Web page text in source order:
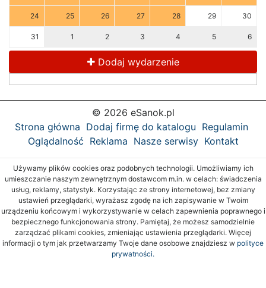
24 25 26 27 28 29 30
31 1 2 3 4 5 6
Dodaj wydarzenie
© 2026 eSanok.pl
Strona główna Dodaj firmę do katalogu Regulamin
Oglądalność Reklama Nasze serwisy Kontakt
Używamy plików cookies oraz podobnych technologii. Umożliwiamy ich
umieszczanie naszym zewnętrznym dostawcom m.in. w celach: świadczenia
usług, reklamy, statystyk. Korzystając ze strony internetowej, bez zmiany
ustawień przeglądarki, wyrażasz zgodę na ich zapisywanie w Twoim
urządzeniu końcowym i wykorzystywanie w celach zapewnienia poprawnego i
bezpiecznego funkcjonowania strony. Pamiętaj, że możesz samodzielnie
zarządzać plikami cookies, zmieniając ustawienia przeglądarki. Więcej
informacji o tym jak przetwarzamy Twoje dane osobowe znajdziesz w polityce
prywatności.